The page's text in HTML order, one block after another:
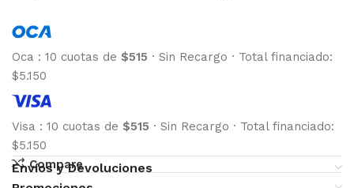
Oca : 10 cuotas de $515 · Sin Recargo · Total financiado:
$5.150
Visa : 10 cuotas de $515 · Sin Recargo · Total financiado:
$5.150
Compare
Envíos y Devoluciones